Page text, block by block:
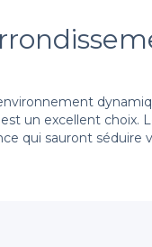
un excellent choix.
qui sauront séduire
à notre
intimiste ou une